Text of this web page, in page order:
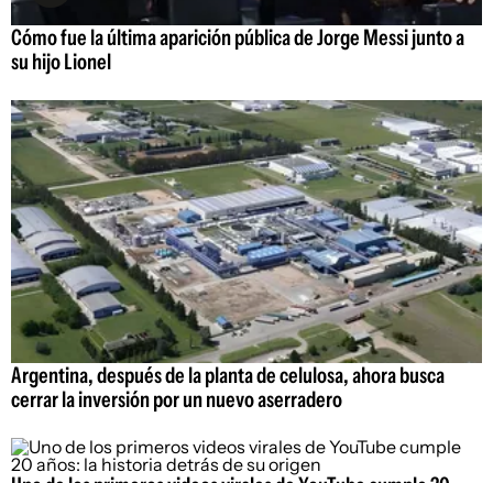
Cómo fue la última aparición pública de Jorge Messi junto a
su hijo Lionel
Argentina, después de la planta de celulosa, ahora busca
cerrar la inversión por un nuevo aserradero